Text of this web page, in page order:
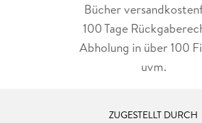
Bücher
100 Tage
Abholung in über 100
uvm.
ZUGESTELLT DURCH